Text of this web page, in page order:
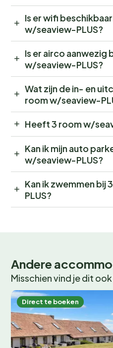
Is er wifi
w/seaview-PLUS?
Is er airco aanwezig
w/seaview-PLUS?
Wat zijn de in- en
room w/seaview-
Heeft 3 room w/
Kan ik mijn auto
w/seaview-PLUS?
Kan ik zwemmen bij
PLUS?
Andere
Misschien vind je dit
Direct te boeken